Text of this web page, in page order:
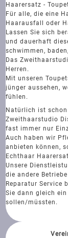
Haarersatz -
Für alle, die eine
Haarausfall oder
Lassen Sie sich
und dauerhaft
schwimmen,
Das
Herren.
Mit unseren
jünger aussehen,
fühlen.
Natürlich ist
Zweithaarstudio
fast immer nur
Auch haben wir
anbieten können,
Echthaar
Unsere
die andere
Reparatur Service
Sie dann gleich
sollen/müssten.